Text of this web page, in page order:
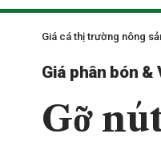
Giá cá thị trường nông
Giá phân bón &
Gỡ